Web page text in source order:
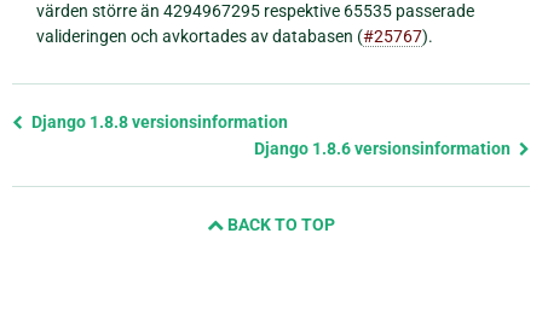
värden större än 4294967295 respektive 65535 passerade
valideringen och avkortades av databasen (#25767).
Föregående
Django 1.8.8 versionsinformation
Django 1.8.6 versionsinformation
BACK TO TOP